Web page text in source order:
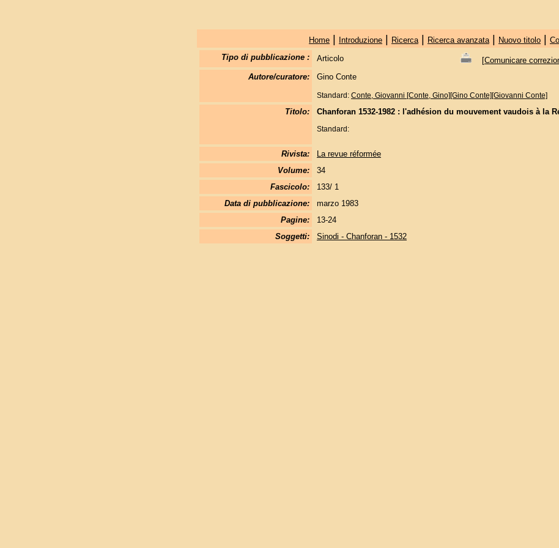
Home| Introduzione| Ricerca| Ricerca avanzata| Nuovo titolo|
Tipo di pubblicazione :
Articolo [Comunicare
Autore/curatore:
Gino Conte
Standard: Conte, Giovanni [Conte, Gino][Gino Conte][Giovanni Conte]
Titolo: Chanforan 1532-1982 : l'adhésion du mouvement vaudois à la
Standard:
Rivista:
La revue réformée
Volume:
34
Fascicolo:
133/ 1
Data di pubblicazione:
marzo 1983
Pagine:
13-24
Soggetti:
Sinodi - Chanforan - 1532